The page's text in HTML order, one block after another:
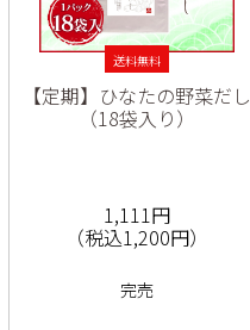
送料無料
【定期】ひなたの野菜だし
（18袋入り）
1,111円
（税込1,200円）
完売